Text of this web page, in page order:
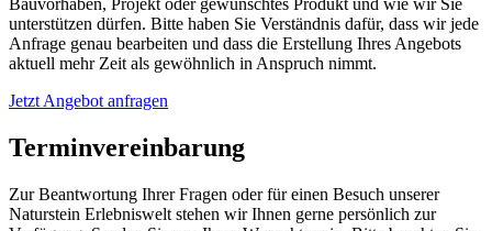
Bauvorhaben, Projekt oder gewünschtes Produkt und wie wir Sie
unterstützen dürfen. Bitte haben Sie Verständnis dafür, dass wir jede
Anfrage genau bearbeiten und dass die Erstellung Ihres Angebots
aktuell mehr Zeit als gewöhnlich in Anspruch nimmt.
Jetzt Angebot anfragen
Terminvereinbarung
Zur Beantwortung Ihrer Fragen oder für einen Besuch unserer
Naturstein Erlebniswelt stehen wir Ihnen gerne persönlich zur